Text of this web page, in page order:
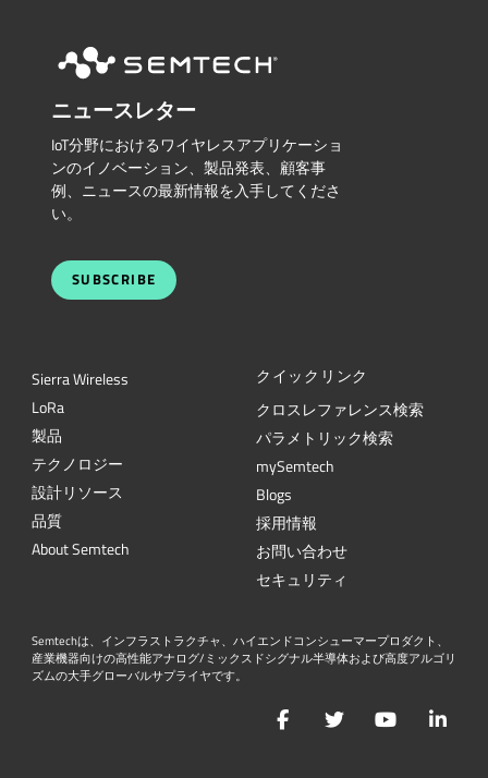
ニュースレター
IoT分野におけるワイヤレスアプリケーショ
ンのイノベーション、製品発表、顧客事
例、ニュースの最新情報を入手してくださ
い。
SUBSCRIBE
Sierra Wireless
LoRa
製品
テクノロジー
設計リソース
品質
About Semtech
クイックリンク
クロスレファレンス検索
パラメトリック検索
mySemtech
Blogs
採用情報
お問い合わせ
セキュリティ
Semtechは、インフラストラクチャ、ハイエンドコンシューマープロダクト、
産業機器向けの高性能アナログ/ミックスドシグナル半導体および高度アルゴリ
ズムの大手グローバルサプライヤです。
FacebookTwitterYouTube